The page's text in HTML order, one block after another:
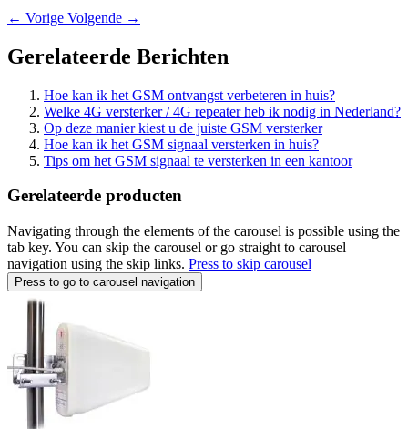
← Vorige Volgende →
Gerelateerde Berichten
Hoe kan ik het GSM ontvangst verbeteren in huis?
Welke 4G versterker / 4G repeater heb ik nodig in Nederland?
Op deze manier kiest u de juiste GSM versterker
Hoe kan ik het GSM signaal versterken in huis?
Tips om het GSM signaal te versterken in een kantoor
Gerelateerde producten
Navigating through the elements of the carousel is possible using the
tab key. You can skip the carousel or go straight to carousel
navigation using the skip links. Press to skip carousel
Press to go to carousel navigation